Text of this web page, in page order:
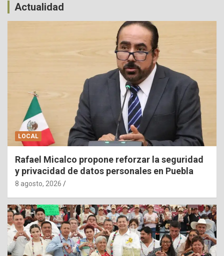
Actualidad
LOCAL
Rafael Micalco propone reforzar la seguridad
y privacidad de datos personales en Puebla
8 agosto, 2026